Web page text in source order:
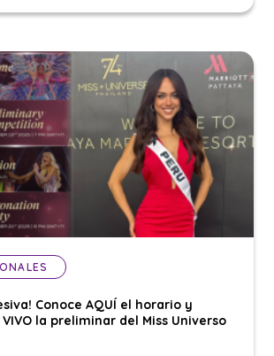
Conoce AQUÍ el horario y
la preliminar del Miss Universo